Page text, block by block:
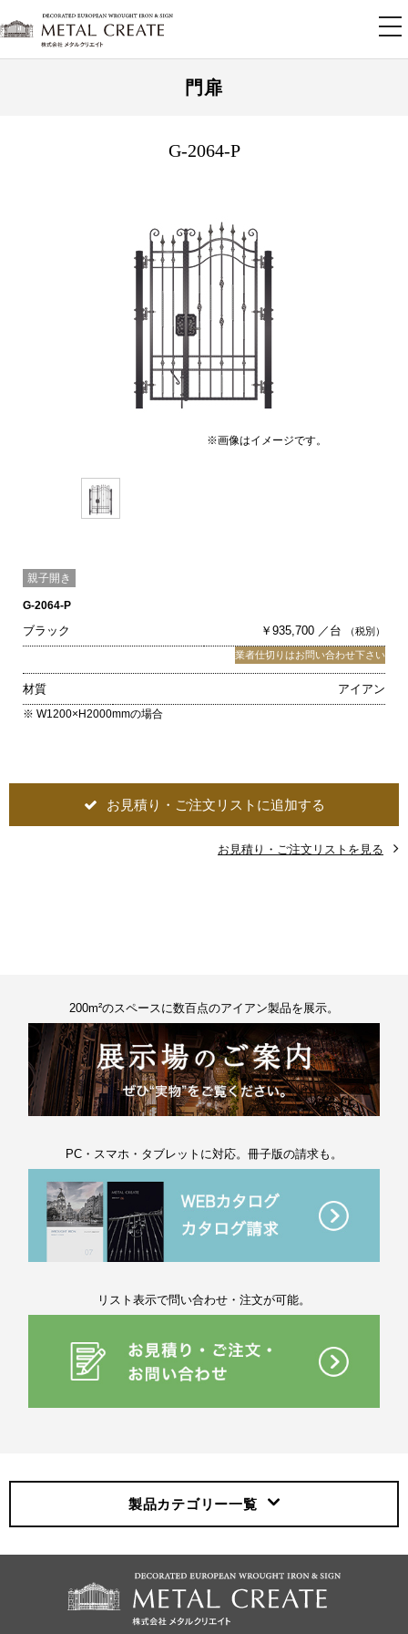
門扉
G-2064-P
※画像はイメージです。
親子開き
G-2064-P
ブラック ￥935,700 ／台 （税別）
業者仕切りはお問い合わせ下さい
材質 アイアン
※ W1200×H2000mmの場合
お見積り・ご注文リストに追加する
お見積り・ご注文リストを見る
200m²のスペースに数百点のアイアン製品を展示。
PC・スマホ・タブレットに対応。冊子版の請求も。
リスト表示で問い合わせ・注文が可能。
製品カテゴリー一覧